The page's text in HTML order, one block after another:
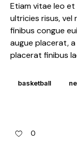
Etiam vitae leo
ultricies risus,
finibus congue
augue placerat,
placerat finibus
basketball
0